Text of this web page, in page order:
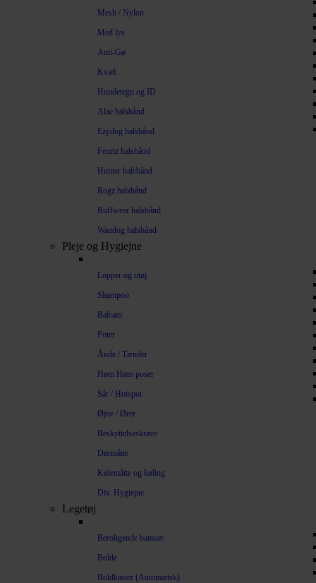
Mesh / Nylon
Med lys
Anti-Gø
Kvæl
Hundetegn og ID
Alac halsbånd
Ezydog halsbånd
Fenriz halsbånd
Hunter halsbånd
Rogz halsbånd
Ruffwear halsbånd
Waudog halsbånd
Pleje og Hygiejne
Lopper og utøj
Shampoo
Balsam
Poter
Ånde / Tænder
Høm Høm poser
Sår / Hotspot
Øjne / Ører
Beskyttelseskrave
Dørmåtte
Kølemåtte og køling
Div. Hygiejne
Legetøj
Beroligende bamser
Bolde
Boldkaster (Automatisk)